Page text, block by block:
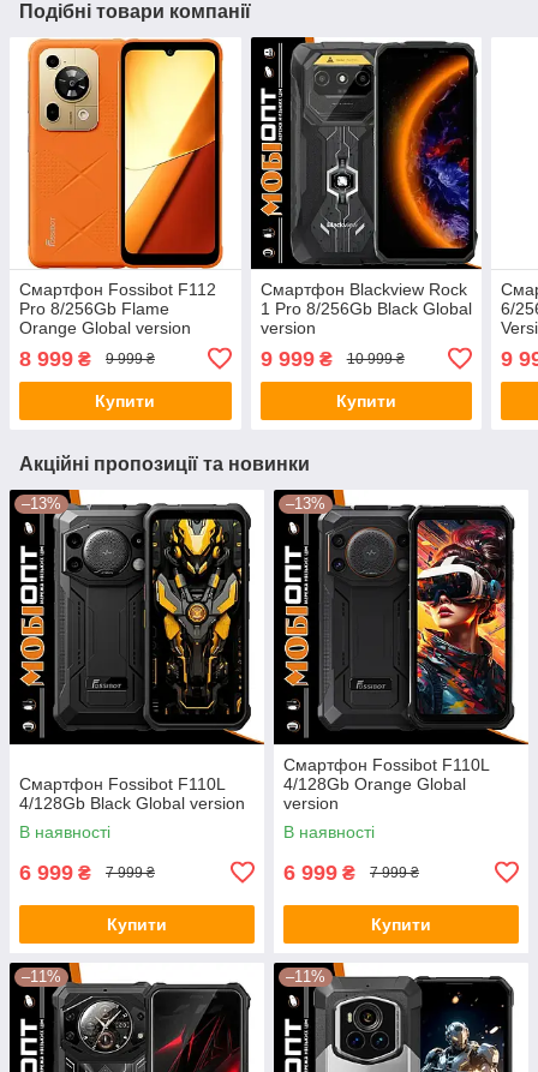
Подібні товари компанії
Смартфон Fossibot F112
Pro 8/256Gb Flame
Orange Global version
8 999 ₴ 9 999 ₴
Купити
Смартфон Blackview Rock
1 Pro 8/256Gb Black Global
version
9 999₴ 10 999 ₴
Купити
6/
9
Акційні пропозиції та новинки
–13%
Смартфон Fossibot F110L
4/128Gb Black Global version
В наявності
6 999 ₴ 7 999 ₴
Купити
–13%
Смартфон Fossibot F110L
4/128Gb Orange Global
version
В наявності
6 999 ₴ 7 999 ₴
Купити
–11% –11%